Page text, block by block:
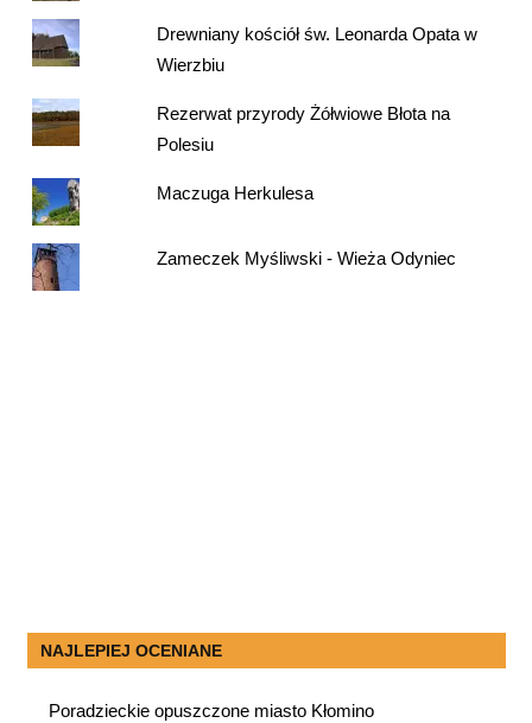
Drewniany kościół św. Leonarda Opata w
Wierzbiu
Rezerwat przyrody Żółwiowe Błota na
Polesiu
Maczuga Herkulesa
Zameczek Myśliwski - Wieża Odyniec
NAJLEPIEJ OCENIANE
Poradzieckie opuszczone miasto Kłomino